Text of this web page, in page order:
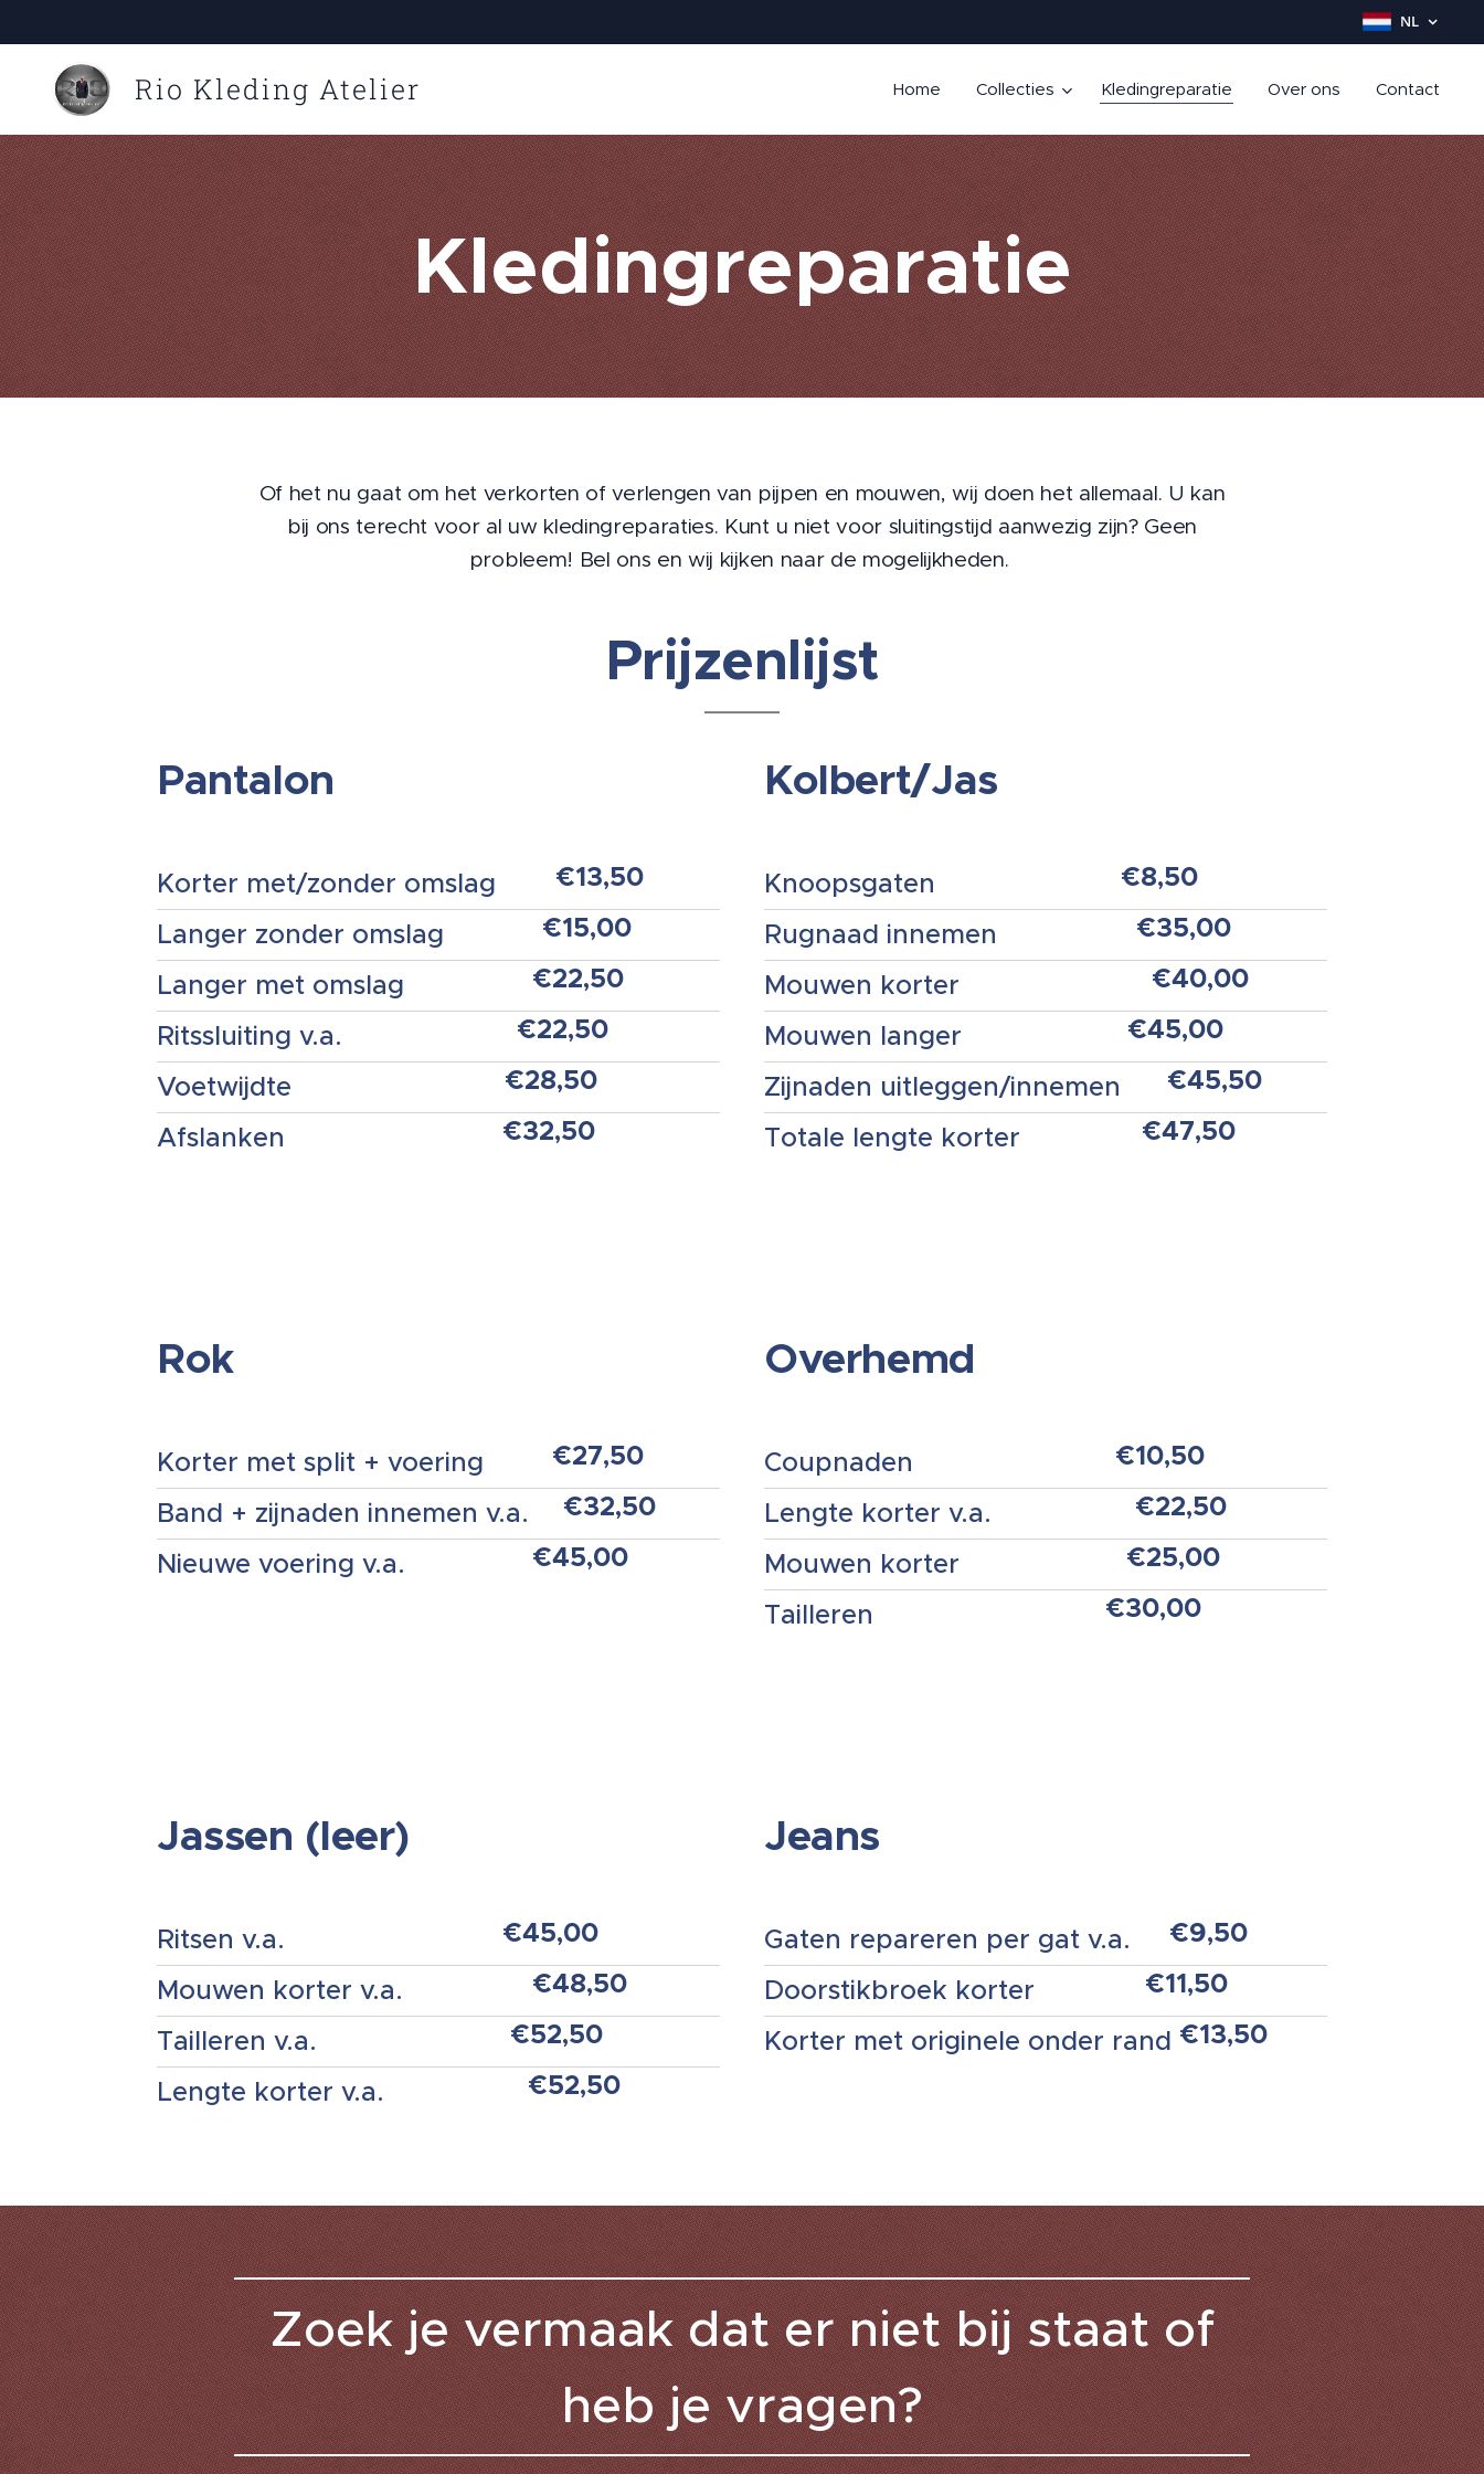
NL
Rio Kleding Atelier Home Collecties Kledingreparatie Over ons Contact
Kledingreparatie
Of het nu gaat om het verkorten of verlengen van pijpen en mouwen, wij doen het allemaal. U kan
bij ons terecht voor al uw kledingreparaties. Kunt u niet voor sluitingstijd aanwezig zijn? Geen
probleem! Bel ons en wij kijken naar de mogelijkheden.
Prijzenlijst
Pantalon Kolbert/Jas
Korter met/zonder omslag
€13,50
Langer zonder omslag
€15,00
Langer met omslag
€22,50
Ritssluiting v.a.
€22,50
Voetwijdte
€28,50
Afslanken
€32,50
Knoopsgaten
€8,50
Rugnaad innemen
€35,00
Mouwen korter
€40,00
Mouwen langer
€45,00
Zijnaden uitleggen/innemen
€45,50
Totale lengte korter
€47,50
Rok
Korter met split + voering
€27,50
Band + zijnaden innemen v.a.
€32,50
Nieuwe voering v.a.
€45,00
Overhemd
Coupnaden
€10,50
Lengte korter v.a.
€22,50
Mouwen korter
€25,00
Tailleren
€30,00
Jassen (leer)
Ritsen v.a.
€45,00
Mouwen korter v.a.
€48,50
Tailleren v.a.
€52,50
Lengte korter v.a.
€52,50
Jeans
Gaten repareren per gat v.a.
€9,50
Doorstikbroek korter
€11,50
Korter met originele onder rand €13,50
Zoek je vermaak dat er niet bij staat of
heb je vragen?